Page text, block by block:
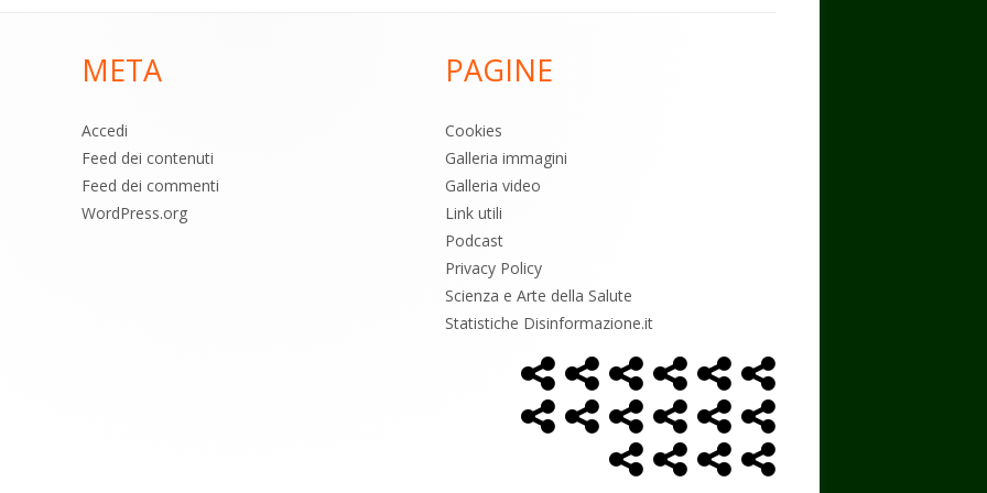
META
Accedi
Feed dei contenuti
Feed dei commenti
WordPress.org
PAGINE
Cookies
Galleria immagini
Galleria video
Link utili
Podcast
Privacy Policy
Scienza e Arte della Salute
Statistiche Disinformazione.it
Menù
social
link
Home
Page
Alimentazione
AmbienteBambiniBiodecodifica
Cancro
ControlloEconomiaEsoterismo
FarmaciMassoneria
NWO
PoliticaSaluteStoriaPodcast